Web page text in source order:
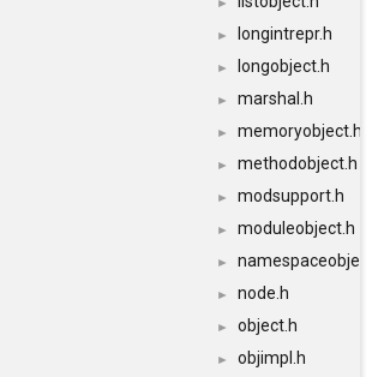
► longintrepr.h
► longobject.h
► marshal.h
► memoryobject.h
► methodobject.h
► modsupport.h
► moduleobject.h
►
► node.h
► object.h
► objimpl.h